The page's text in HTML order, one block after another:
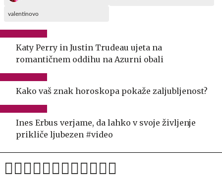
valentinovo
Katy Perry in Justin Trudeau ujeta na
romantičnem oddihu na Azurni obali
Kako vaš znak horoskopa pokaže zaljubljenost?
Ines Erbus verjame, da lahko v svoje življenje
prikliče ljubezen #video